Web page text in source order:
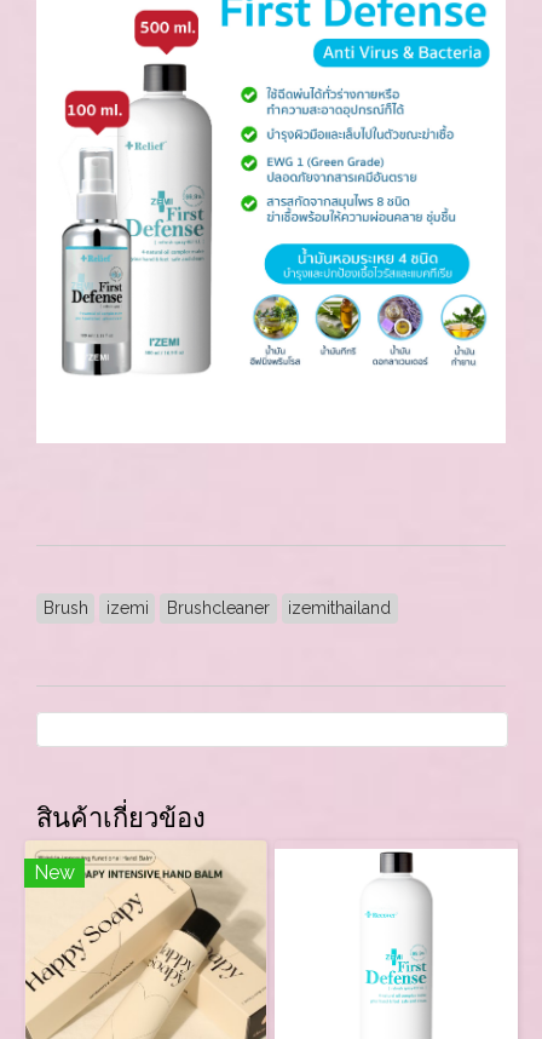
Brush izemi Brushcleaner izemithailand
สินค้าเกี่ยวข้อง
New